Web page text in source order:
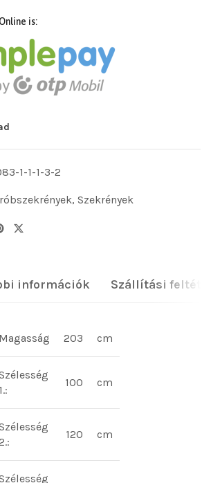
is:
1-1-1-3-2
, Szekrények
információk Szállítási
Magasság 203 cm
1.:
100 cm
120 cm